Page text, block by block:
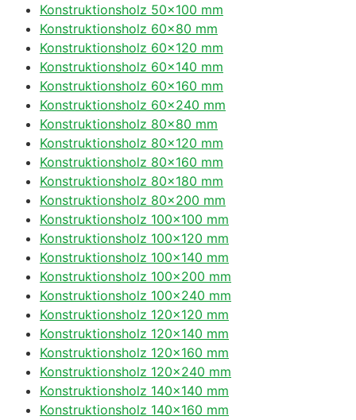
Konstruktionsholz 50×100 mm
Konstruktionsholz 60×80 mm
Konstruktionsholz 60×120 mm
Konstruktionsholz 60×140 mm
Konstruktionsholz 60×160 mm
Konstruktionsholz 60×240 mm
Konstruktionsholz 80×80 mm
Konstruktionsholz 80×120 mm
Konstruktionsholz 80×160 mm
Konstruktionsholz 80×180 mm
Konstruktionsholz 80×200 mm
Konstruktionsholz 100×100 mm
Konstruktionsholz 100×120 mm
Konstruktionsholz 100×140 mm
Konstruktionsholz 100×200 mm
Konstruktionsholz 100×240 mm
Konstruktionsholz 120×120 mm
Konstruktionsholz 120×140 mm
Konstruktionsholz 120×160 mm
Konstruktionsholz 120×240 mm
Konstruktionsholz 140×140 mm
Konstruktionsholz 140×160 mm